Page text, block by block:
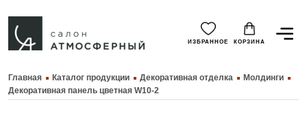
ИЗБРАННОЕ КОРЗИНА
Главная Каталог продукции Декоративная отделка
Молдинги
Декоративная панель цветная W10-2